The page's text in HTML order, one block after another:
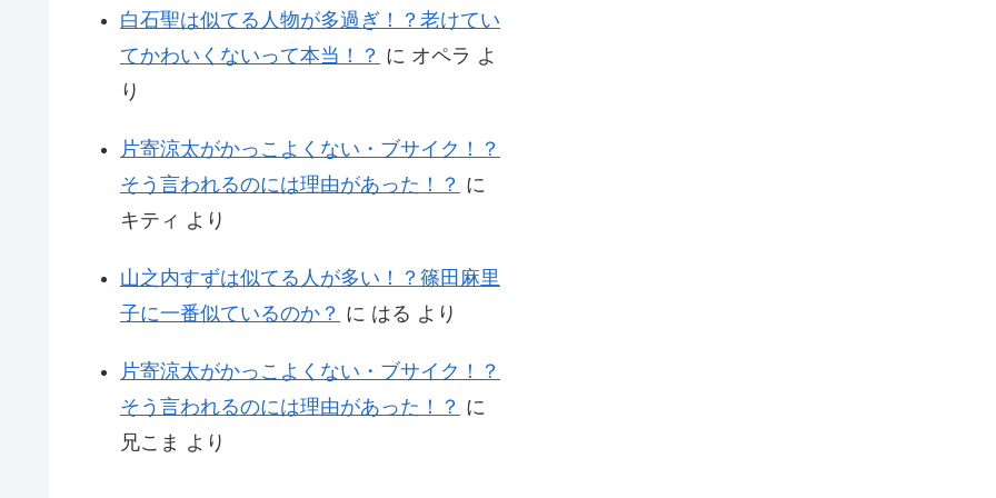
白石聖は似てる人物が多過ぎ！？老けてい
てかわいくないって本当！？ に オペラ よ
り
片寄涼太がかっこよくない・ブサイク！？
そう言われるのには理由があった！？ に
キティ より
山之内すずは似てる人が多い！？篠田麻里
子に一番似ているのか？ に はる より
片寄涼太がかっこよくない・ブサイク！？
そう言われるのには理由があった！？ に
兄こま より